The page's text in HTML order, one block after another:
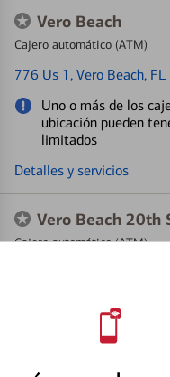
Vero Beach
Cajero automático (ATM)
776 Us 1 , Vero Beach,
Uno o más de los
ubicación pueden
limitados
Detalles y servicios
Vero Beach 20th
Cajero automático (ATM)